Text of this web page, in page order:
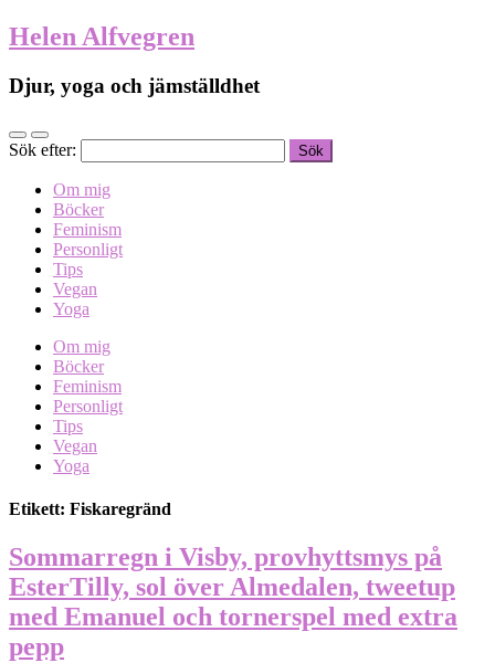
Helen Alfvegren
Djur, yoga och jämställdhet
Sök efter:
Om mig
Böcker
Feminism
Personligt
Tips
Vegan
Yoga
Om mig
Böcker
Feminism
Personligt
Tips
Vegan
Yoga
Etikett: Fiskaregränd
Sommarregn i Visby, provhyttsmys på
EsterTilly, sol över Almedalen, tweetup
med Emanuel och tornerspel med extra
pepp